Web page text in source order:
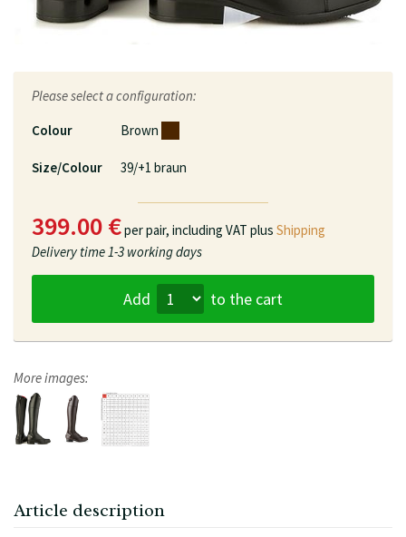
Please select a configuration:
Colour
Brown
Size/Colour 39/+1 braun
399.00 €per pair, including VAT plus Shipping
Delivery time1-3 working days
Add to the cart
More images:
Article description